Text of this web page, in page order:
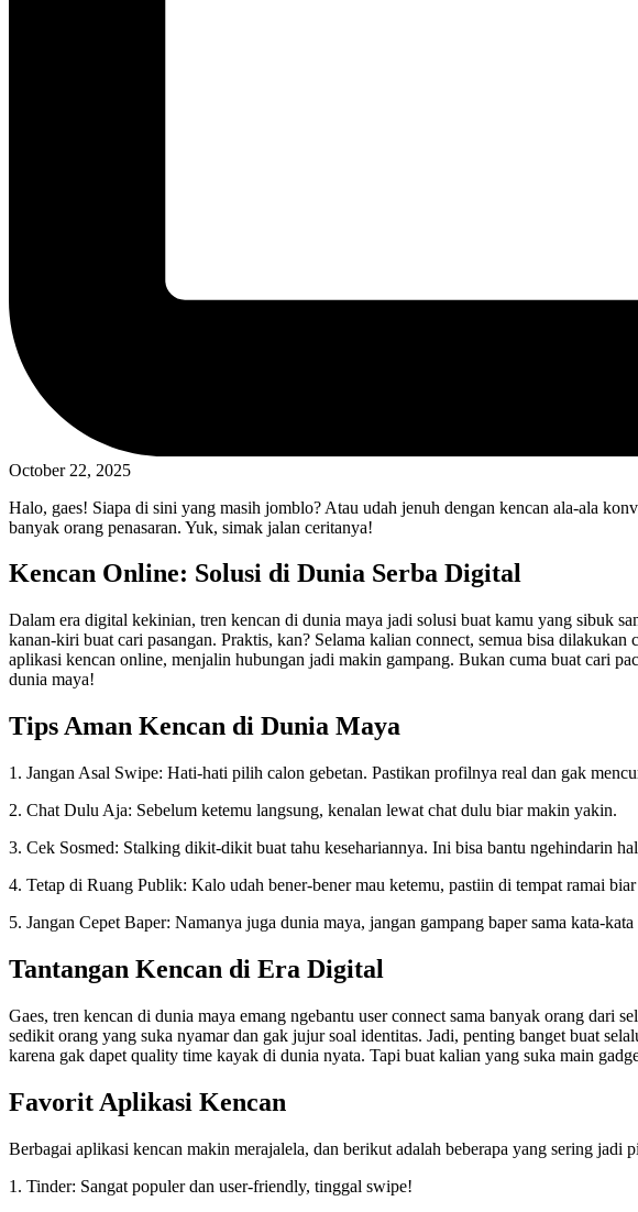
October 22, 2025
Halo, gaes! Siapa di sini yang masih jomblo? Atau udah jenuh dengan kencan ala-ala
banyak orang penasaran. Yuk, simak jalan ceritanya!
Kencan Online: Solusi di Dunia Serba Digital
Dalam era digital kekinian, tren kencan di dunia maya jadi solusi buat kamu yang sibuk
kanan-kiri buat cari pasangan. Praktis, kan? Selama kalian connect, semua bisa
aplikasi kencan online, menjalin hubungan jadi makin gampang. Bukan cuma buat cari
dunia maya!
Tips Aman Kencan di Dunia Maya
1. Jangan Asal Swipe: Hati-hati pilih calon gebetan. Pastikan profilnya real dan gak
2. Chat Dulu Aja: Sebelum ketemu langsung, kenalan lewat chat dulu biar makin yakin.
3. Cek Sosmed: Stalking dikit-dikit buat tahu kesehariannya. Ini bisa bantu ngehindarin
4. Tetap di Ruang Publik: Kalo udah bener-bener mau ketemu, pastiin di tempat ramai biar
5. Jangan Cepet Baper: Namanya juga dunia maya, jangan gampang baper sama kata-
Tantangan Kencan di Era Digital
Gaes, tren kencan di dunia maya emang ngebantu user connect sama banyak orang dari
sedikit orang yang suka nyamar dan gak jujur soal identitas. Jadi, penting banget buat
karena gak dapet quality time kayak di dunia nyata. Tapi buat kalian yang suka main
Favorit Aplikasi Kencan
Berbagai aplikasi kencan makin merajalela, dan berikut adalah beberapa yang sering jadi
1. Tinder: Sangat populer dan user-friendly, tinggal swipe!